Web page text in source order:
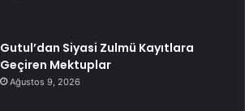
Gutul’dan Siyasi Zulmü Kayıtlara
Geçiren Mektuplar
Ağustos 9, 2026